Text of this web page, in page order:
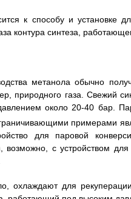
к способу и установке
контура синтеза,
метанола обычно
природного газа. Свежий
около 20-40 бар.
примерами
для паровой
возможно, с устройством
охлаждают для